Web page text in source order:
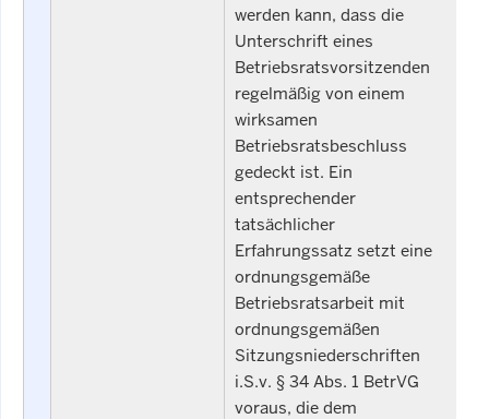
werden kann, dass die
Unterschrift eines
Betriebsratsvorsitzenden
regelmäßig von einem
wirksamen
Betriebsratsbeschluss
gedeckt ist. Ein
entsprechender
tatsächlicher
Erfahrungssatz setzt eine
ordnungsgemäße
Betriebsratsarbeit mit
ordnungsgemäßen
Sitzungsniederschriften
i.S.v. § 34 Abs. 1 BetrVG
voraus, die dem